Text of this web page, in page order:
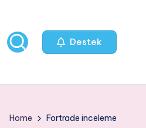
Destek
Home Fortrade inceleme